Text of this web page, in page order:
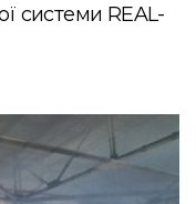
системи REAL-